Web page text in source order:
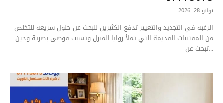
يونيو 28, 2026
الرغبة في التجديد والتغيير تدفع الكثيرين للبحث عن حلول سريعة للتخلص
من المقتنيات القديمة التي تملأ زوايا المنزل وتسبب فوضى بصرية وحين
تبحث عن...